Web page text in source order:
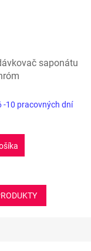
saponátu
-10 pracovných dní